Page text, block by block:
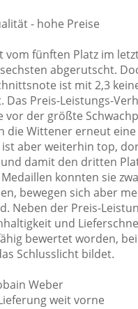
- hohe Preise
vom fünften Platz im
abgerutscht.
ist mit 2,3
Das Preis-Leistungs-
vor der größte
die Wittener erneut eine
aber weiterhin top,
und damit den dritten
konnten sie
bewegen sich aber
Neben der Preis-
und
bewertet worden,
Schlusslicht bildet.
Weber
weit vorne